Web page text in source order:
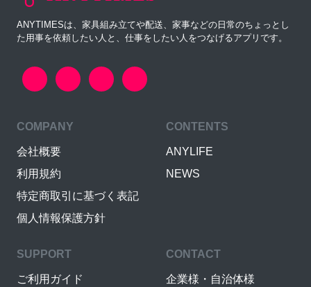
ANYTIMESは、家具組み立てや配送、家事などの日常のちょっとし
た用事を依頼したい人と、仕事をしたい人をつなげるアプリです。
COMPANY
会社概要
利用規約
特定商取引に基づく表記
個人情報保護方針
CONTENTS
ANYLIFE
NEWS
SUPPORT
ご利用ガイド
CONTACT
企業様・自治体様